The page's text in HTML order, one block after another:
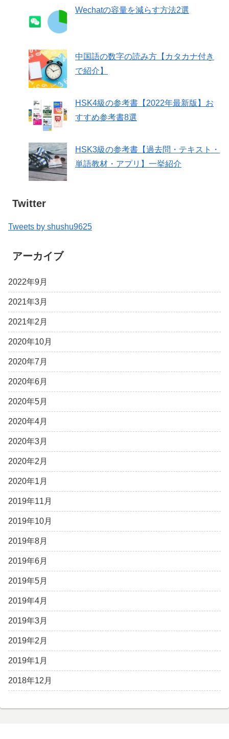
Wechatの容量を減らす方法2選
中国語の数字の読み方【カタカナ付き
で紹介】
HSK4級の参考書【2022年最新版】お
すすめ参考書8選
HSK3級の参考書【過去問・テキスト・
単語教材・アプリ】一挙紹介
Twitter
Tweets by shushu9625
アーカイブ
2022年9月
2021年3月
2021年2月
2020年10月
2020年7月
2020年6月
2020年5月
2020年4月
2020年3月
2020年2月
2020年1月
2019年11月
2019年10月
2019年8月
2019年6月
2019年5月
2019年4月
2019年3月
2019年2月
2019年1月
2018年12月